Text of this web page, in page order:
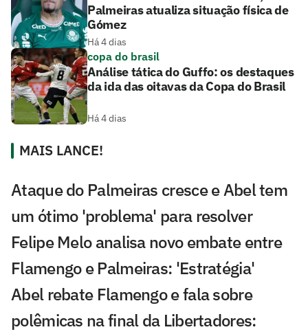
Palmeiras atualiza situação física de
Gómez
Há 4 dias
copa do brasil
Análise tática do Guffo: os destaques
da ida das oitavas da Copa do Brasil
Há 4 dias
MAIS LANCE!
Ataque do Palmeiras cresce e Abel tem
um ótimo 'problema' para resolver
Felipe Melo analisa novo embate entre
Flamengo e Palmeiras: 'Estratégia'
Abel rebate Flamengo e fala sobre
polêmicas na final da Libertadores: